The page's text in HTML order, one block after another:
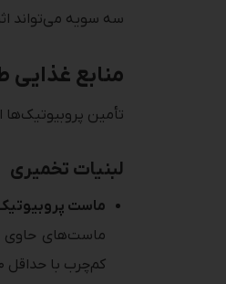
سه سویه می‌تواند
منابع غذایی
تأمین پروبیوتیک‌ها
لبنیات تخمیری
ماست
کم‌چرب با حداقل ۱۰^۸ CFU در هر گرم انتخاب کنید.